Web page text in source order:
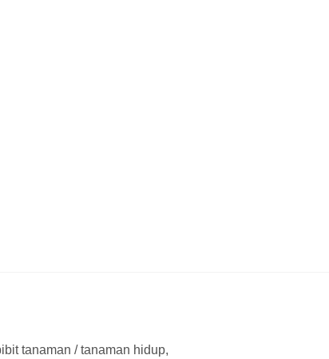
tanaman / tanaman hidup,